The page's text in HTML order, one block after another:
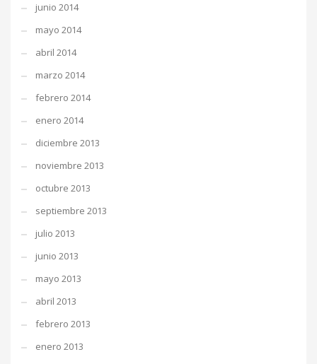
junio 2014
mayo 2014
abril 2014
marzo 2014
febrero 2014
enero 2014
diciembre 2013
noviembre 2013
octubre 2013
septiembre 2013
julio 2013
junio 2013
mayo 2013
abril 2013
febrero 2013
enero 2013